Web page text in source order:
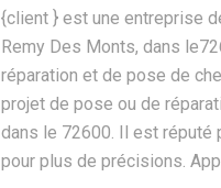
{client } est une entreprise
Remy Des Monts, dans
réparation et de pose de
projet de pose ou de
dans le 72600. Il est réputé
pour plus de précisions.